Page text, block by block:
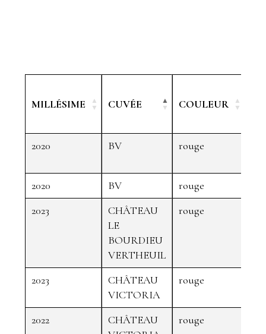
MILLÉSIME CUVÉE COULEUR
2020 BV rouge
2020
BV rouge
2023
CHÂTEAU
LE
BOURDIEU
VERTHEUIL
rouge
2023
CHÂTEAU
VICTORIA
rouge
2022
CHÂTEAU
rouge